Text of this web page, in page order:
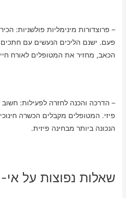
– פרוצדורות מינימליות פולשניות:
פעם. ישנם הליכים הנעשים עם
הכאב, מחזיר את המטופלים לאורח
– הדרכה והכנה לחזרה לפעילות:
פיזי. המטופלים מקבלים הכשרה
הנכונה ביותר מבחינה פיזית.
שאלות נפוצות על